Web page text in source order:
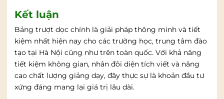
Kết luận
Bảng trượt dọc chính là giải pháp thông minh và tiết
kiệm nhất hiện nay cho các trường học, trung tâm đào
tạo tại Hà Nội cũng như trên toàn quốc. Với khả năng
tiết kiệm không gian, nhân đôi diện tích viết và nâng
cao chất lượng giảng dạy, đây thực sự là khoản đầu tư
xứng đáng mang lại giá trị lâu dài.